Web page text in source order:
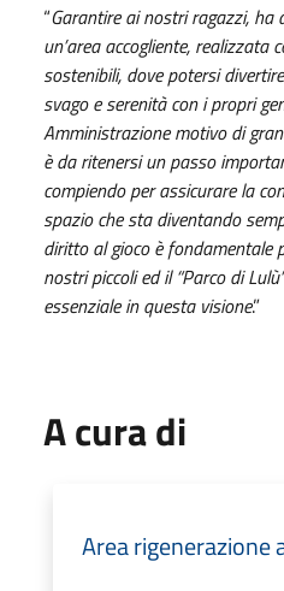
“Garantire ai nostri ragazzi, ha
un’area accogliente, realizzata
sostenibili, dove potersi
svago e serenità con i propri
Amministrazione motivo di
è da ritenersi un passo
compiendo per assicurare la
spazio che sta diventando
diritto al gioco è fondamentale
nostri piccoli ed il “Parco di
essenziale in questa visione.”
A cura di
Area rigenerazione